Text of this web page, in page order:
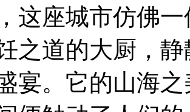
这座城市仿佛
之道的大厨，
宴。它的山海